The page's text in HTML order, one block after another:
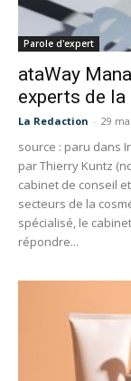
Parole d'expert
ataWay
experts de la
La Redaction - 29
source : paru dans
par Thierry Kuntz
cabinet de conseil
secteurs de la
spécialisé, le
répondre...